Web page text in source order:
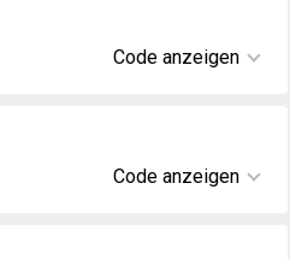
Code anzeigen
Code anzeigen